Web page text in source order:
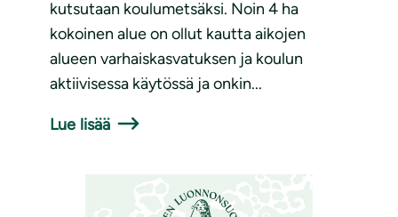
kutsutaan koulumetsäksi. Noin 4 ha
kokoinen alue on ollut kautta aikojen
alueen varhaiskasvatuksen ja koulun
aktiivisessa käytössä ja onkin...
Lue lisää